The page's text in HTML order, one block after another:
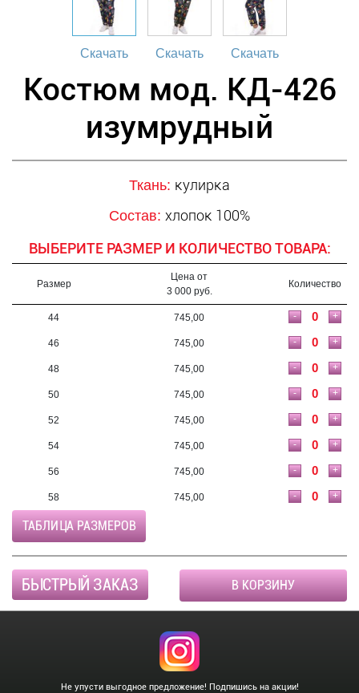
Скачать Скачать Скачать
Костюм мод. КД-426
изумрудный
Ткань: кулирка
Состав: хлопок 100%
ВЫБЕРИТЕ РАЗМЕР И КОЛИЧЕСТВО ТОВАРА:
Размер
Цена от
3 000 руб.
Количество
44 745,00 +
-
46 745,00 +
-
48 745,00 +
-
50 745,00 +
-
52 745,00 +
-
54 745,00 +
-
56 745,00 +
-
58 745,00 +
-
ТАБЛИЦА РАЗМЕРОВ
БЫСТРЫЙ ЗАКАЗ В КОРЗИНУ
Не упусти выгодное предложение! Подпишись на акции!